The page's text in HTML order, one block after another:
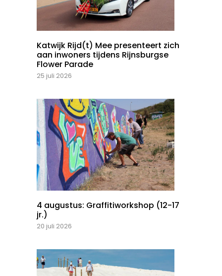
Katwijk Rijd(t) Mee presenteert zich
aan inwoners tijdens Rijnsburgse
Flower Parade
25 juli 2026
4 augustus: Graffitiworkshop (12-17
jr.)
20 juli 2026